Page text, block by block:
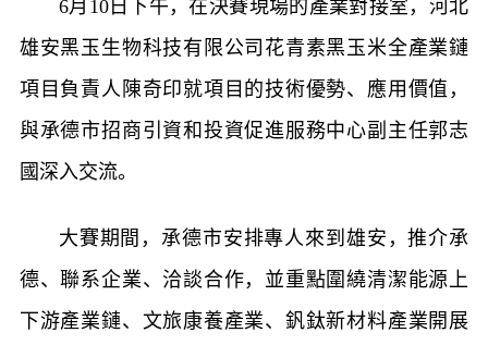
6月10日下午，在決賽現場的產業對接室，河北
雄安黑玉生物科技有限公司花青素黑玉米全產業鏈
項目負責人陳奇印就項目的技術優勢、應用價值，
與承德市招商引資和投資促進服務中心副主任郭志
國深入交流。
大賽期間，承德市安排專人來到雄安，推介承
德、聯系企業、洽談合作，並重點圍繞清潔能源上
下游產業鏈、文旅康養產業、釩鈦新材料產業開展